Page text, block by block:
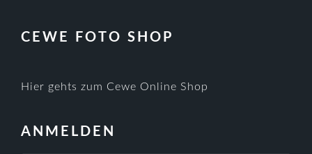
CEWE FOTO SHOP
Hier gehts zum Cewe Online Shop
ANMELDEN